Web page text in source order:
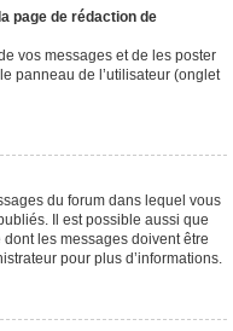
page de rédaction de
vos messages et de les poster
panneau de l’utilisateur (onglet
du forum dans lequel vous
Il est possible aussi que
les messages doivent être
pour plus d’informations.